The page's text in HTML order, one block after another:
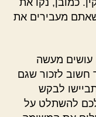
כמובן, נקו את
מעבירים את
עושים מעשה
חשוב לזכור שגם
לבקש
להשתלט על